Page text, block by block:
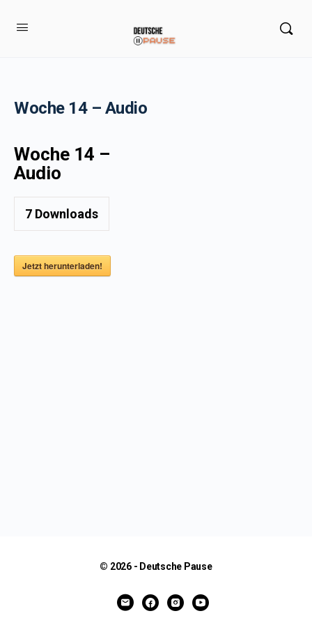
Woche 14 – Audio
Woche 14 –
Audio
7 Downloads
Jetzt herunterladen!
© 2026 - Deutsche Pause